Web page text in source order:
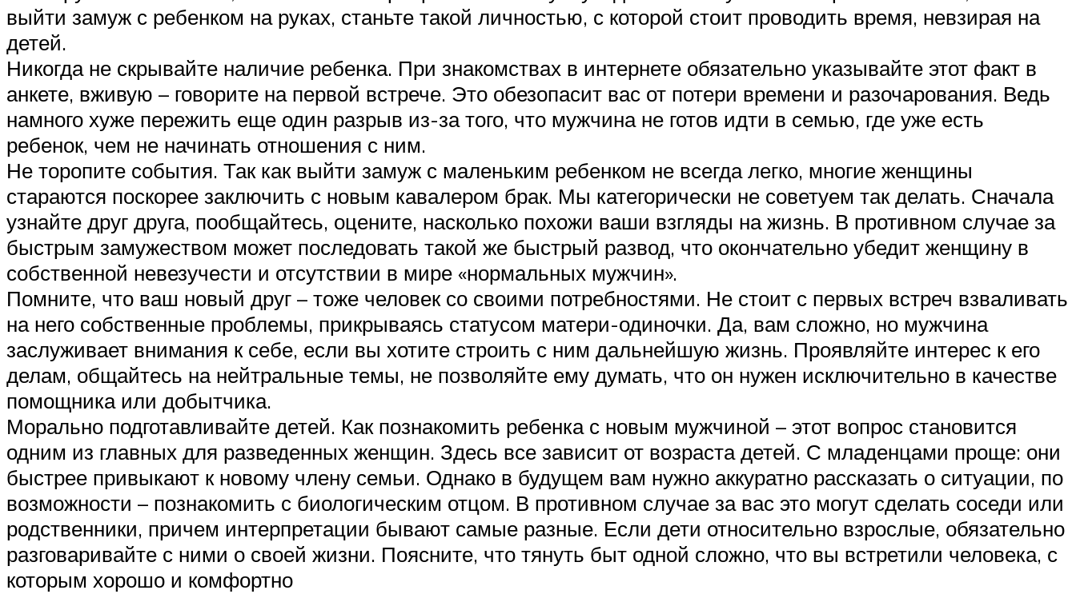
выйти замуж с ребенком на руках, станьте такой личностью, с которой стоит проводить время, невзирая на
детей.
Никогда не скрывайте наличие ребенка. При знакомствах в интернете обязательно указывайте этот факт в
анкете, вживую – говорите на первой встрече. Это обезопасит вас от потери времени и разочарования. Ведь
намного хуже пережить еще один разрыв из-за того, что мужчина не готов идти в семью, где уже есть
ребенок, чем не начинать отношения с ним.
Не торопите события. Так как выйти замуж с маленьким ребенком не всегда легко, многие женщины
стараются поскорее заключить с новым кавалером брак. Мы категорически не советуем так делать. Сначала
узнайте друг друга, пообщайтесь, оцените, насколько похожи ваши взгляды на жизнь. В противном случае за
быстрым замужеством может последовать такой же быстрый развод, что окончательно убедит женщину в
собственной невезучести и отсутствии в мире «нормальных мужчин».
Помните, что ваш новый друг – тоже человек со своими потребностями. Не стоит с первых встреч взваливать
на него собственные проблемы, прикрываясь статусом матери-одиночки. Да, вам сложно, но мужчина
заслуживает внимания к себе, если вы хотите строить с ним дальнейшую жизнь. Проявляйте интерес к его
делам, общайтесь на нейтральные темы, не позволяйте ему думать, что он нужен исключительно в качестве
помощника или добытчика.
Морально подготавливайте детей. Как познакомить ребенка с новым мужчиной – этот вопрос становится
одним из главных для разведенных женщин. Здесь все зависит от возраста детей. С младенцами проще: они
быстрее привыкают к новому члену семьи. Однако в будущем вам нужно аккуратно рассказать о ситуации, по
возможности – познакомить с биологическим отцом. В противном случае за вас это могут сделать соседи или
родственники, причем интерпретации бывают самые разные. Если дети относительно взрослые, обязательно
разговаривайте с ними о своей жизни. Поясните, что тянуть быт одной сложно, что вы встретили человека, с
которым хорошо и комфортно